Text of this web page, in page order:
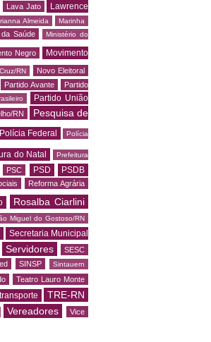
Lava Jato
Lawrence
Almeida Marinha
Saúde Ministério do
Negro
Movimento
RN Novo Eleitoral
Partido Avante
Partido
Partido União
RN
Pesquisa de
Polícia Federal Polícia
do Natal
Prefeitura
PSC PSD PSDB
Reforma Agrária
Rosalba Ciarlini
Miguel do Gostoso/RN
Secretaria Municipal
Servidores SESC
SINSP Sintauern
Teatro Lauro Monte
TRE-RN
Vereadores Vice